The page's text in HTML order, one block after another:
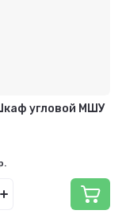
угловой МШУ